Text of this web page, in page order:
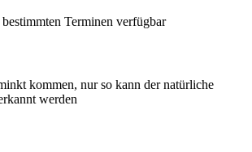
Terminen verfügbar
kommen, nur so kann der natürliche
werden